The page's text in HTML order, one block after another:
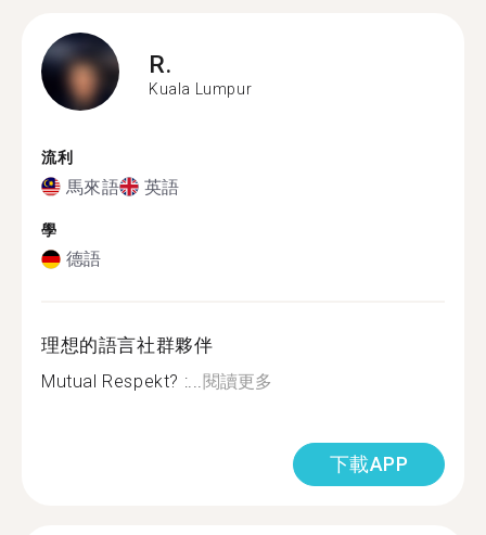
R.
Kuala Lumpur
流利
馬來語 英語
學
德語
理想的語言社群夥伴
Mutual Respekt? :...閱讀更多
下載APP